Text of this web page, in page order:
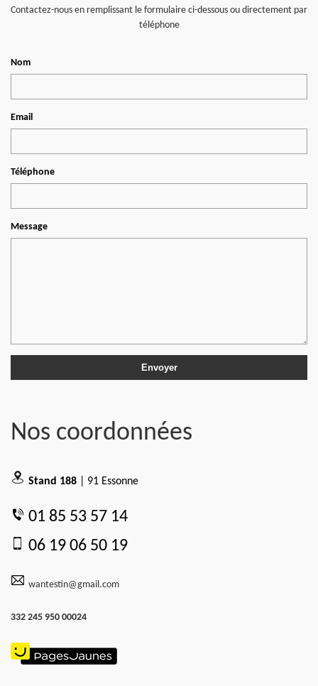
Contactez-nous en remplissant le formulaire ci-dessous ou directement par
téléphone
Nom
Email
Téléphone
Message
Nos coordonnées
Stand 188 | 91 Essonne
01 85 53 57 14
06 19 06 50 19
wantestin@gmail.com
332 245 950 00024